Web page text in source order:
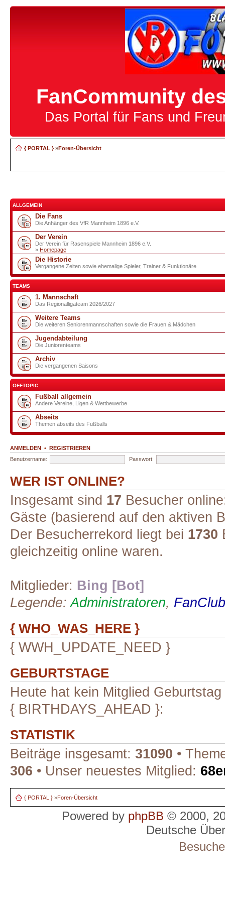
FanCommunity
Das Portal für Fans und
{ PORTAL }»Foren-Übersicht
ALLGEMEIN
Die Fans
Die Anhänger des VfR Mannheim 1896 e.V.
Der Verein
Der Verein für Rasenspiele Mannheim 1896 e.V.
» Homepage
Die Historie
Vergangene Zeiten sowie ehemalige Spieler, Trainer & Funktionäre
TEAMS
1. Mannschaft
Das Regionalligateam 2026/2027
Weitere Teams
Die weiteren Seniorenmannschaften sowie die Frauen & Mädchen
Jugendabteilung
Die Juniorenteams
Archiv
Die vergangenen Saisons
OFFTOPIC
Fußball allgemein
Andere Vereine, Ligen & Wettbewerbe
Abseits
Themen abseits des Fußballs
ANMELDEN • REGISTRIEREN
Benutzername:
Passwort:
WER IST ONLINE?
Insgesamt sind 17 Besucher
Gäste (basierend auf den aktiven
Der Besucherrekord liegt bei 1730
gleichzeitig online waren.
Mitglieder: Bing [Bot]
Legende:Administratoren,
{ WHO_WAS_HERE }
{ WWH_UPDATE_NEED }
GEBURTSTAGE
Heute hat kein Mitglied Geburtstag
{ BIRTHDAYS_AHEAD }:
STATISTIK
Beiträge insgesamt: 31090 •
306 • Unser neuestes Mitglied:
{ PORTAL } »Foren-Übersicht
Powered by phpBB © 2000,
Deutsche